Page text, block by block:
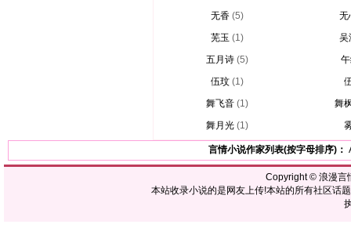
无香 (5)
无
芜玉 (1)
吴
五月诗 (5)
伍玟 (1)
舞飞音 (1)
舞
舞月光 (1)
言情小说作家列表(按字母排序)：
Copyright © 浪漫言
本站收录小说的是网友上传!本站的所有社区话